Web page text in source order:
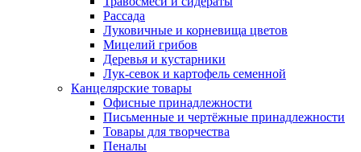
Рассада
Луковичные и корневища цветов
Мицелий грибов
Деревья и кустарники
Лук-севок и картофель семенной
Канцелярские товары
Офисные принадлежности
Письменные и чертёжные принадлежности
Товары для творчества
Пеналы